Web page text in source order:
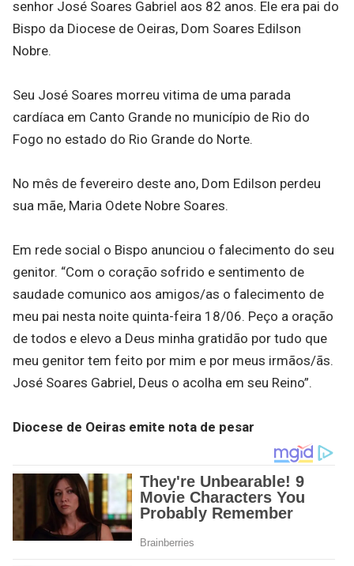
senhor José Soares Gabriel aos 82 anos. Ele era pai do
Bispo da Diocese de Oeiras, Dom Soares Edilson
Nobre.
Seu José Soares morreu vitima de uma parada
cardíaca em Canto Grande no município de Rio do
Fogo no estado do Rio Grande do Norte.
No mês de fevereiro deste ano, Dom Edilson perdeu
sua mãe, Maria Odete Nobre Soares.
Em rede social o Bispo anunciou o falecimento do seu
genitor. “Com o coração sofrido e sentimento de
saudade comunico aos amigos/as o falecimento de
meu pai nesta noite quinta-feira 18/06. Peço a oração
de todos e elevo a Deus minha gratidão por tudo que
meu genitor tem feito por mim e por meus irmãos/ãs.
José Soares Gabriel, Deus o acolha em seu Reino”.
Diocese de Oeiras emite nota de pesar